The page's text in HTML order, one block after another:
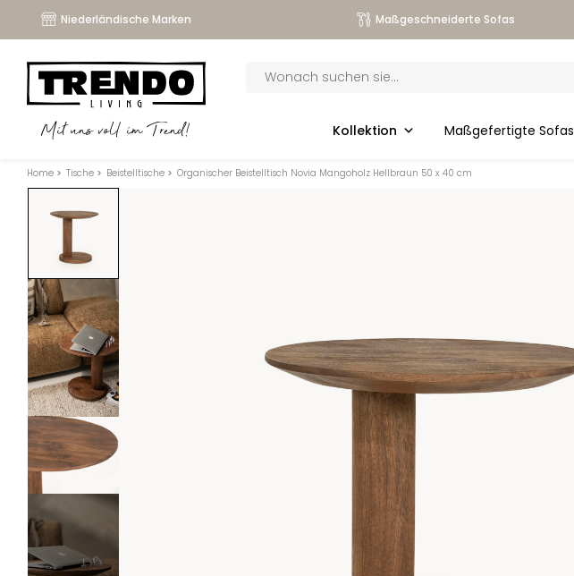
Niederländische Marken Maßgeschneiderte Sofas
Mit uns voll im Trend!
search
Kollektion Maßgefertigte Sofas
Home > Tische > Beistelltische > Organischer Beistelltisch Novia Mangoholz Hellbraun 50 x 40 cm